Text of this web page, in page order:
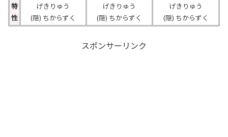
特
性
げきりゅう
(隠) ちからずく
げきりゅう
(隠) ちからずく
げきりゅう
(隠) ちからずく
スポンサーリンク